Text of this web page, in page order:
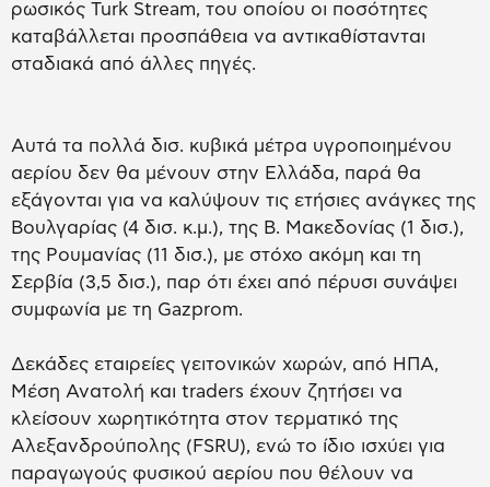
ρωσικός Turk Stream, του οποίου οι ποσότητες
καταβάλλεται προσπάθεια να αντικαθίστανται
σταδιακά από άλλες πηγές.
Αυτά τα πολλά δισ. κυβικά μέτρα υγροποιημένου
αερίου δεν θα μένουν στην Ελλάδα, παρά θα
εξάγονται για να καλύψουν τις ετήσιες ανάγκες της
Βουλγαρίας (4 δισ. κ.μ.), της Β. Μακεδονίας (1 δισ.),
της Ρουμανίας (11 δισ.), με στόχο ακόμη και τη
Σερβία (3,5 δισ.), παρ ότι έχει από πέρυσι συνάψει
συμφωνία με τη Gazprom.
Δεκάδες εταιρείες γειτονικών χωρών, από ΗΠΑ,
Μέση Ανατολή και traders έχουν ζητήσει να
κλείσουν χωρητικότητα στον τερματικό της
Αλεξανδρούπολης (FSRU), ενώ το ίδιο ισχύει για
παραγωγούς φυσικού αερίου που θέλουν να